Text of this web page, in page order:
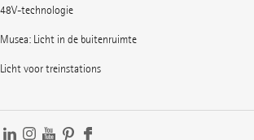
48V-technologie
Musea: Licht in de buitenruimte
Licht voor treinstations